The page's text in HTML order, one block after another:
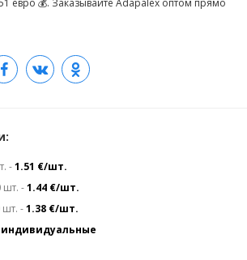
евро 💰. Заказывайте Adapalex оптом прямо
-1.51 €/шт.
шт. -1.44 €/шт.
шт. -1.38 €/шт.
индивидуальные